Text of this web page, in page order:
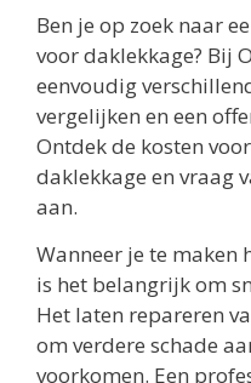
Ben je op zoek naar
voor daklekkage? Bij
eenvoudig
vergelijken en een
Ontdek de kosten
daklekkage en vraag
aan.
Wanneer je te maken
is het belangrijk om
Het laten repareren
om verdere schade
voorkomen. Een